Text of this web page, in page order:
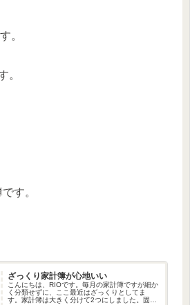
。
。
す。
ざっくり家計簿が心地いい
こんにちは、RIOです。毎月の家計簿ですが細か
く分類せずに、ここ最近はざっくりとしてま
す。家計簿は大きく分けて2つにしました。固定